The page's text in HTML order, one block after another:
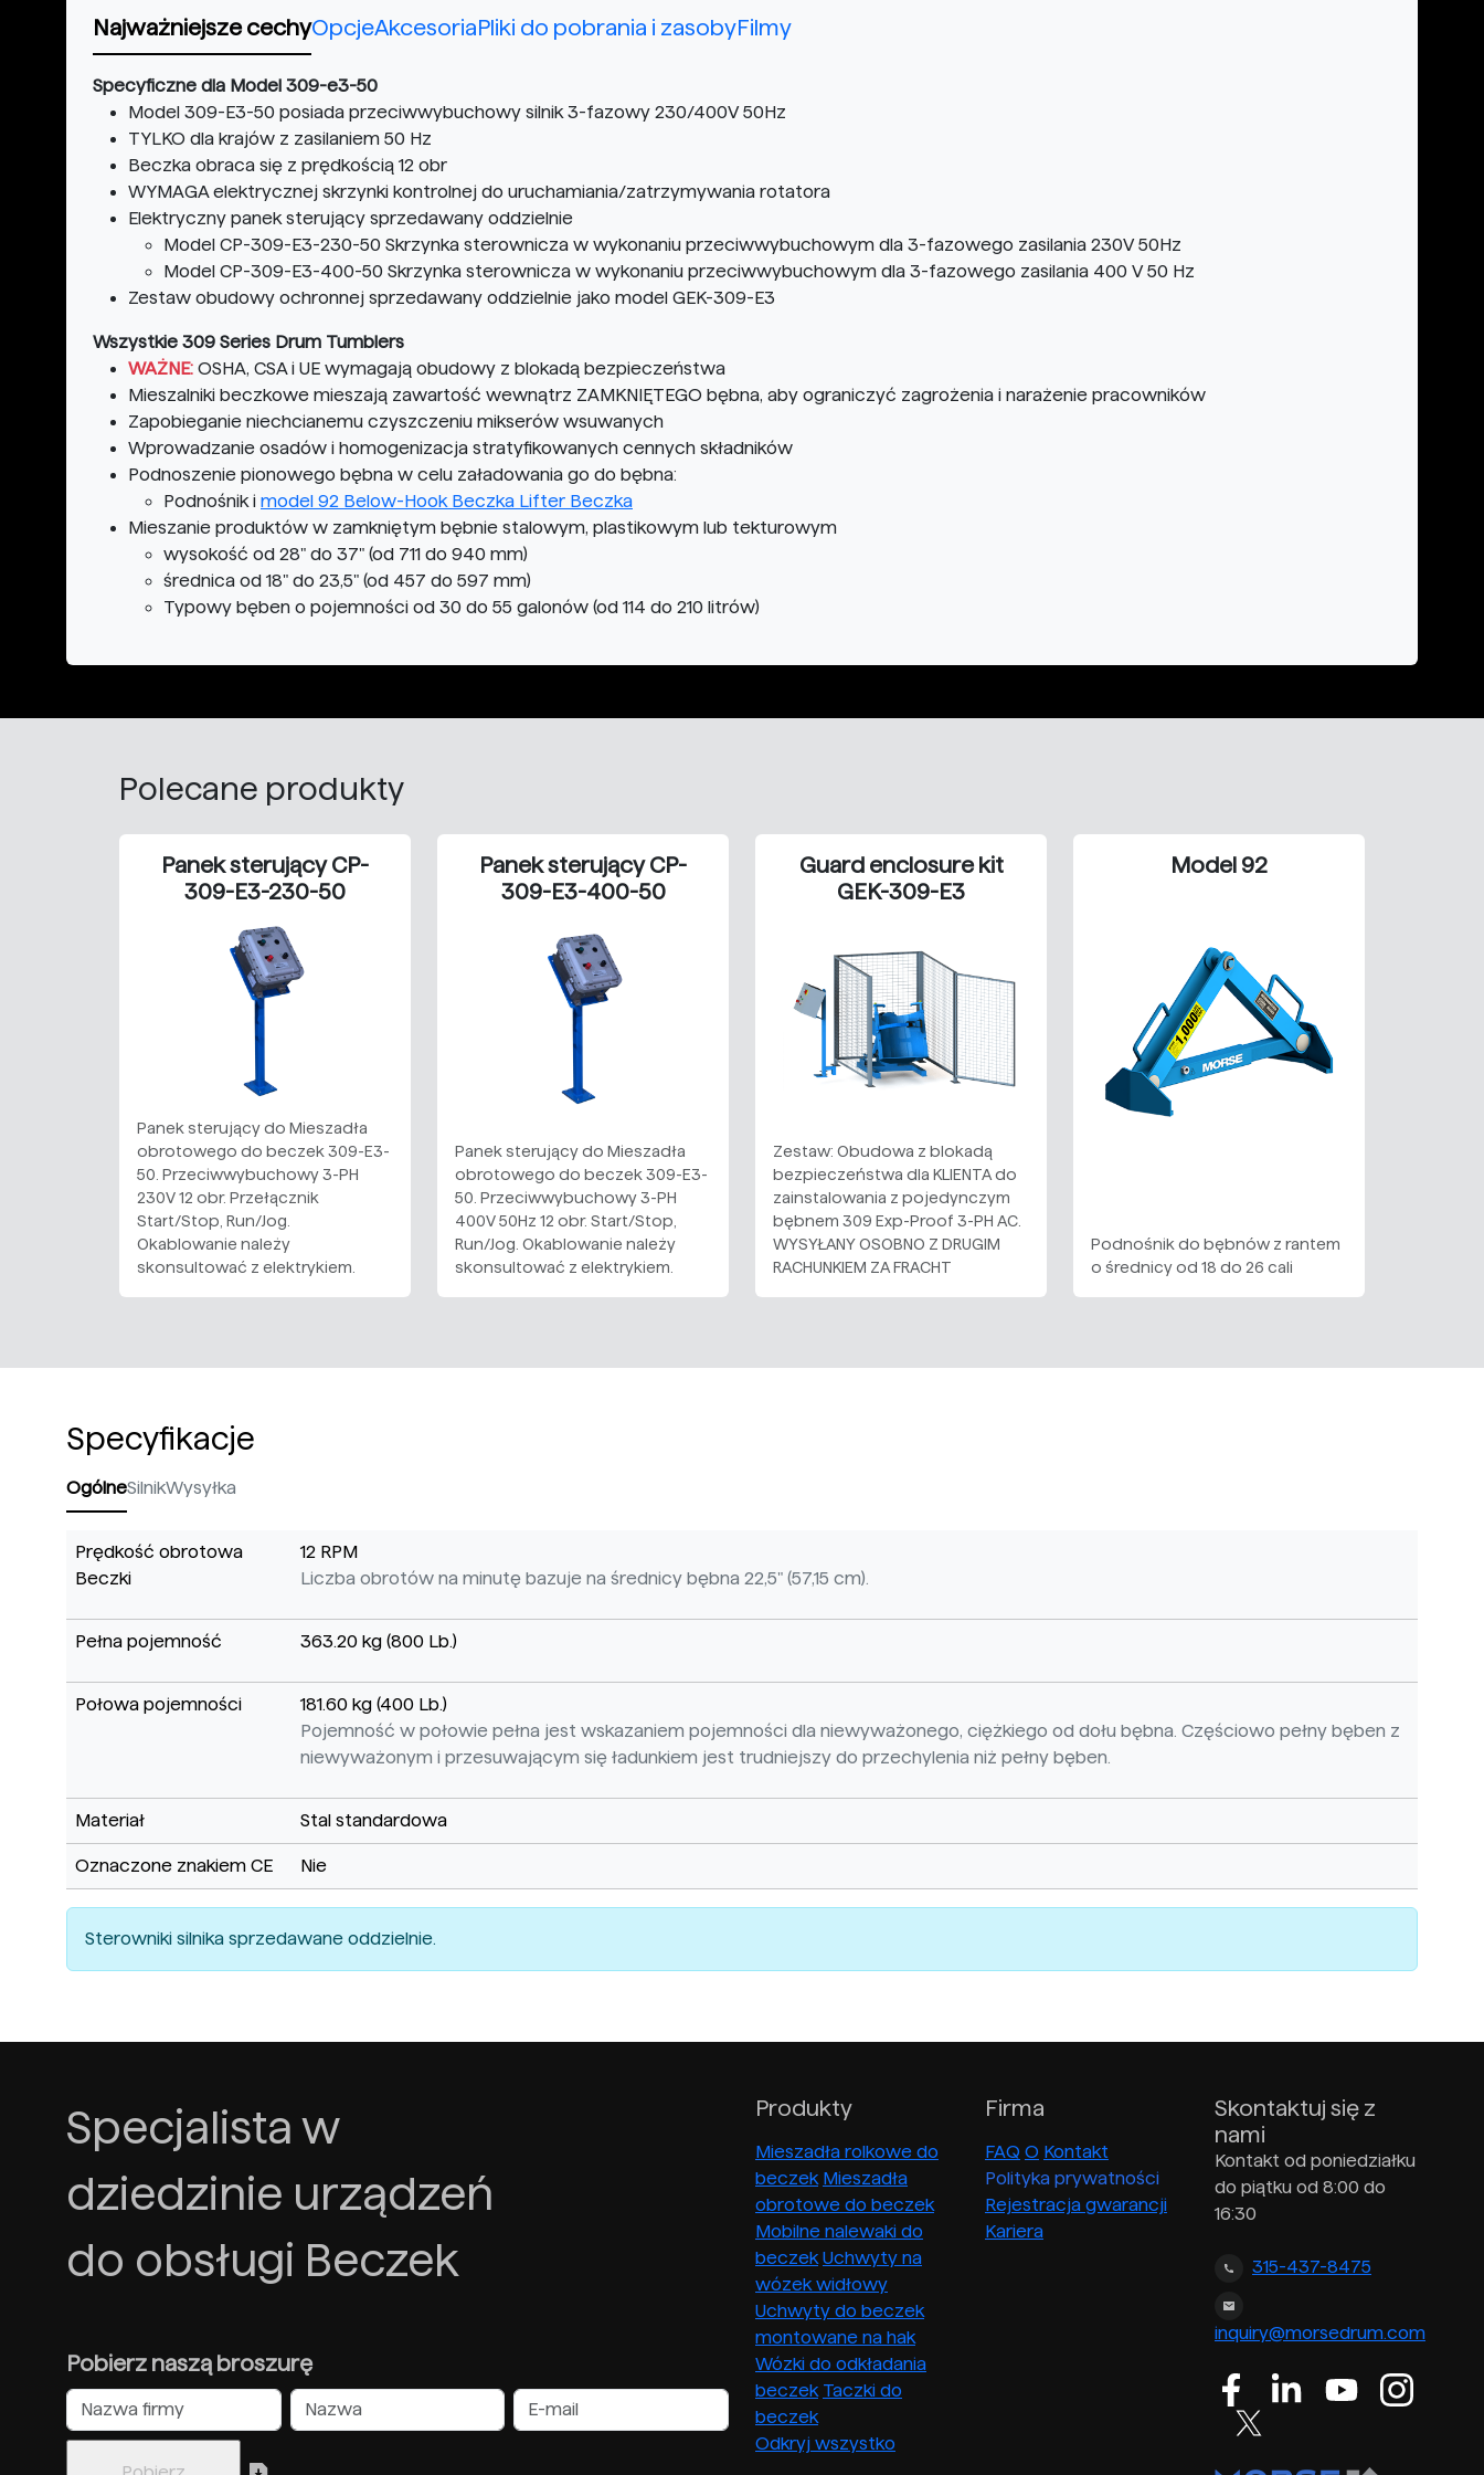
Najważniejsze cechyOpcjeAkcesoriaPliki do pobrania i zasobyFilmy
Specyficzne dla Model 309-e3-50
Model 309-E3-50 posiada przeciwwybuchowy silnik 3-fazowy 230/400V 50Hz
TYLKO dla krajów z zasilaniem 50 Hz
Beczka obraca się z prędkością 12 obr
WYMAGA elektrycznej skrzynki kontrolnej do uruchamiania/zatrzymywania rotatora
Elektryczny panek sterujący sprzedawany oddzielnie
Model CP-309-E3-230-50 Skrzynka sterownicza w wykonaniu przeciwwybuchowym dla 3-fazowego zasilania 230V 50Hz
Model CP-309-E3-400-50 Skrzynka sterownicza w wykonaniu przeciwwybuchowym dla 3-fazowego zasilania 400 V 50 Hz
Zestaw obudowy ochronnej sprzedawany oddzielnie jako model GEK-309-E3
Wszystkie 309 Series Drum Tumblers
WAŻNE: OSHA, CSA i UE wymagają obudowy z blokadą bezpieczeństwa
Mieszalniki beczkowe mieszają zawartość wewnątrz ZAMKNIĘTEGO bębna, aby ograniczyć zagrożenia i narażenie pracowników
Zapobieganie niechcianemu czyszczeniu mikserów wsuwanych
Wprowadzanie osadów i homogenizacja stratyfikowanych cennych składników
Podnoszenie pionowego bębna w celu załadowania go do bębna:
Podnośnik i model 92 Below-Hook Beczka Lifter Beczka
Mieszanie produktów w zamkniętym bębnie stalowym, plastikowym lub tekturowym
wysokość od 28" do 37" (od 711 do 940 mm)
średnica od 18" do 23,5" (od 457 do 597 mm)
Typowy bęben o pojemności od 30 do 55 galonów (od 114 do 210 litrów)
Polecane produkty
Panek sterujący CP-
309-E3-230-50
Panek sterujący do Mieszadła
obrotowego do beczek 309-E3-
50. Przeciwwybuchowy 3-PH
230V 12 obr. Przełącznik
Start/Stop, Run/Jog.
Okablowanie należy
skonsultować z elektrykiem.
Panek sterujący CP-
309-E3-400-50
Panek sterujący do Mieszadła
obrotowego do beczek 309-E3-
50. Przeciwwybuchowy 3-PH
400V 50Hz 12 obr. Start/Stop,
Run/Jog. Okablowanie należy
skonsultować z elektrykiem.
Guard enclosure kit
GEK-309-E3
Zestaw: Obudowa z blokadą
bezpieczeństwa dla KLIENTA do
zainstalowania z pojedynczym
bębnem 309 Exp-Proof 3-PH AC.
WYSYŁANY OSOBNO Z DRUGIM
RACHUNKIEM ZA FRACHT
Model 92
Podnośnik do bębnów z rantem
o średnicy od 18 do 26 cali
Specyfikacje
OgólneSilnikWysyłka
Prędkość obrotowa
Beczki
12 RPM
Liczba obrotów na minutę bazuje na średnicy bębna 22,5" (57,15 cm).
Pełna pojemność 363.20 kg (800 Lb.)
Połowa pojemności
181.60 kg (400 Lb.)
Pojemność w połowie pełna jest wskazaniem pojemności dla niewyważonego, ciężkiego od dołu bębna. Częściowo pełny bęben z
niewyważonym i przesuwającym się ładunkiem jest trudniejszy do przechylenia niż pełny bęben.
Materiał Stal standardowa
Oznaczone znakiem CE Nie
Sterowniki silnika sprzedawane oddzielnie.
Specjalista w
dziedzinie urządzeń
do obsługi Beczek
Pobierz naszą broszurę
Produkty
Mieszadła rolkowe do
beczek Mieszadła
obrotowe do beczek
Mobilne nalewaki do
beczek Uchwyty na
wózek widłowy
Uchwyty do beczek
montowane na hak
Wózki do odkładania
beczek Taczki do
beczek
Odkryj wszystko
Firma
FAQ O Kontakt
Polityka prywatności
Rejestracja gwarancji
Kariera
Skontaktuj się z
nami
Kontakt od poniedziałku
do piątku od 8:00 do
16:30
315-437-8475
inquiry@morsedrum.com